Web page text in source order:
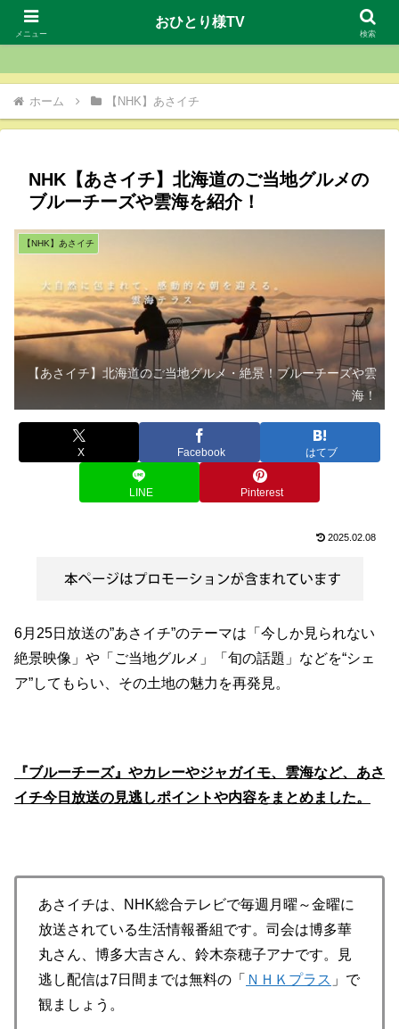
おひとり様TV
ホーム 【NHK】あさイチ
NHK【あさイチ】北海道のご当地グルメの
ブルーチーズや雲海を紹介！
【NHK】あさイチ
【あさイチ】北海道のご当地グルメ・絶景！ブルーチーズや雲
海！
X Facebook はてブ
LINE Pinterest
2025.02.08
6月25日放送の”あさイチ”のテーマは「今しか見られない
絶景映像」や「ご当地グルメ」「旬の話題」などを“シェ
ア”してもらい、その土地の魅力を再発見。
『ブルーチーズ』やカレーやジャガイモ、雲海など、 あさ
イチ今日放送の見逃しポイントや内容をまとめました。
あさイチは、NHK総合テレビで毎週月曜～金曜に
放送されている生活情報番組です。司会は博多華
丸さん、博多大吉さん、鈴木奈穂子アナです。見
逃し配信は7日間までは無料の「 ＮＨＫプラス 」で
観ましょう。
メニュー
おひとり様TV
検索